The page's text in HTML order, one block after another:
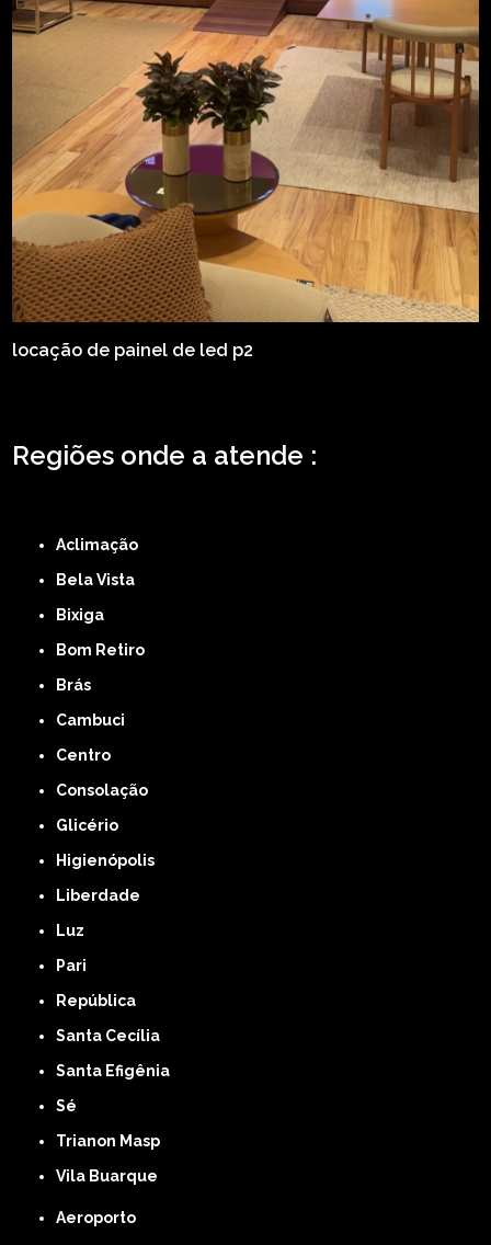
locação de painel de led p2
Regiões onde a atende :
Aclimação
Bela Vista
Bixiga
Bom Retiro
Brás
Cambuci
Centro
Consolação
Glicério
Higienópolis
Liberdade
Luz
Pari
República
Santa Cecília
Santa Efigênia
Sé
Trianon Masp
Vila Buarque
Aeroporto